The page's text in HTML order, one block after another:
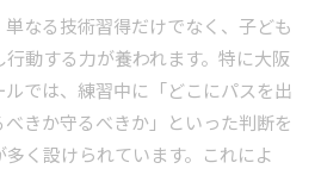
なる技術習得だけでなく、子ども
動する力が養われます。特に大阪
では、練習中に「どこにパスを出
きか守るべきか」といった判断を
く設けられています。これによ